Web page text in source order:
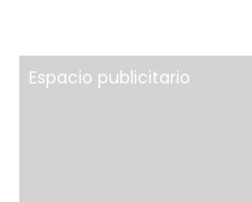
Espacio publicitario